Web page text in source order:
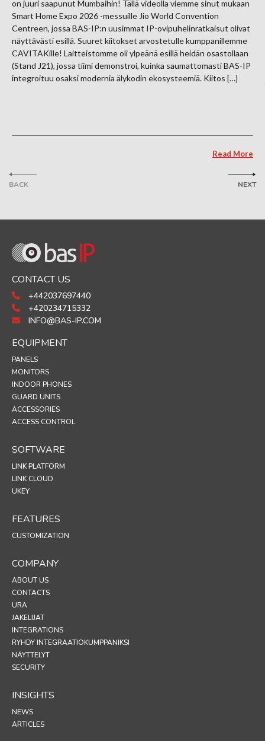
BACK
on juuri saapunut Mumbaihin! Tällä videolla viemme sinut mukaan
Smart Home Expo 2026 -messuille Jio World Convention
Centreen, jossa BAS-IP:n uusimmat IP-ovipuhelinratkaisut olivat
näyttävästi esillä. Suuret kiitokset arvostetulle kumppanillemme
CAVITAKille! Laitteistomme oli ylpeänä esillä heidän osastollaan
(Stand J21), jossa tiimi demonstroi, kuinka saumattomasti BAS-IP
integroituu osaksi modernia älykodin ekosysteemiä. Kiitos […]
Read More
NEXT
CONTACT US
+442037697440
+420234715332
INFO@BAS-IP.COM
EQUIPMENT
PANELS
MONITORS
INDOOR PHONES
GUARD UNITS
ACCESSORIES
ACCESS CONTROL
SOFTWARE
LINK PLATFORM
LINK CLOUD
UKEY
FEATURES
CUSTOMIZATION
COMPANY
ABOUT US
CONTACTS
URA
JAKELIJAT
INTEGRATIONS
RYHDY INTEGRAATIOKUMPPANIKSI
NÄYTTELYT
SECURITY
INSIGHTS
NEWS
ARTICLES